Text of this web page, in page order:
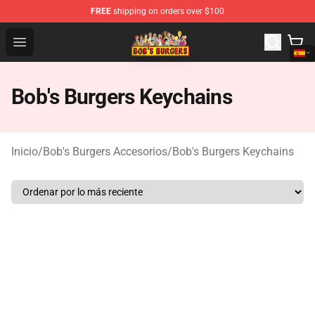
FREE shipping on orders over $100
Open menu
Bob's Burgers Store - Official Bob's Burgers Merchandise
Bob's Burgers Keychains
Inicio/Bob's Burgers Accesorios/Bob's Burgers Keychains